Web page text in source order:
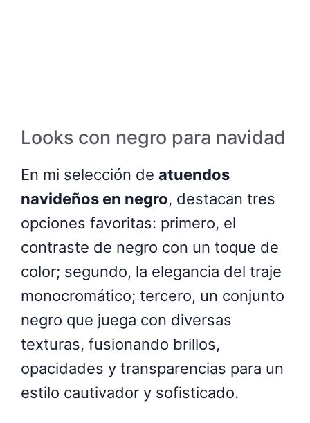
Looks con negro para navidad
En mi selección de atuendos
navideños en negro, destacan tres
opciones favoritas: primero, el
contraste de negro con un toque de
color; segundo, la elegancia del traje
monocromático; tercero, un conjunto
negro que juega con diversas
texturas, fusionando brillos,
opacidades y transparencias para un
estilo cautivador y sofisticado.